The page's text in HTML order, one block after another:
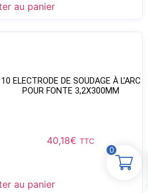
au panier
10 ELECTRODE DE SOUDAGE À L’ARC
POUR FONTE 3,2X300MM
40,18€ TTC
au panier
0